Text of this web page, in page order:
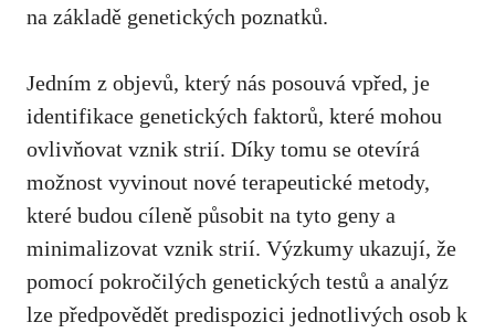
na základě genetických poznatků.
Jedním z objevů, který nás posouvá vpřed, je
identifikace genetických‌ faktorů, které mohou
ovlivňovat vznik strií. Díky tomu se otevírá
možnost vyvinout nové terapeutické metody,
které budou cíleně působit na‍ tyto geny a
‍minimalizovat vznik strií. Výzkumy ukazují, že
pomocí​ pokročilých​ genetických testů a ​analýz
lze předpovědět predispozici jednotlivých osob​ k⁤